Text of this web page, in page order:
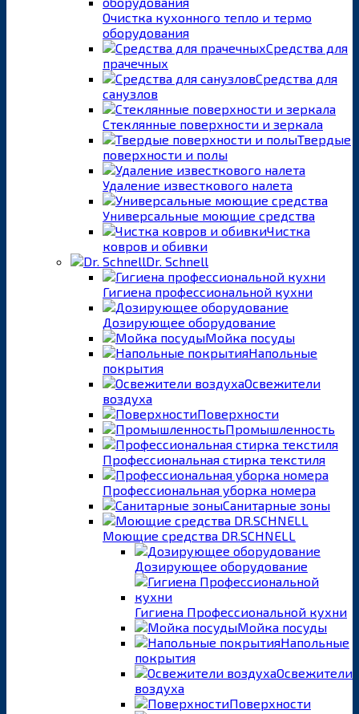
Очистка кухонного тепло и термо
оборудования
Средства для
прачечных
Средства для
санузлов
Стеклянные поверхности и зеркала
Твердые
поверхности и полы
Удаление известкового налета
Универсальные моющие средства
Чистка
ковров и обивки
Dr. Schnell
Гигиена профессиональной кухни
Дозирующее оборудование
Мойка посуды
Напольные
покрытия
Освежители
воздуха
Поверхности
Промышленность
Профессиональная стирка текстиля
Профессиональная уборка номера
Санитарные зоны
Моющие средства DR.SCHNELL
Дозирующее оборудование
Гигиена Профессиональной кухни
Мойка посуды
Напольные
покрытия
Освежители
воздуха
Поверхности